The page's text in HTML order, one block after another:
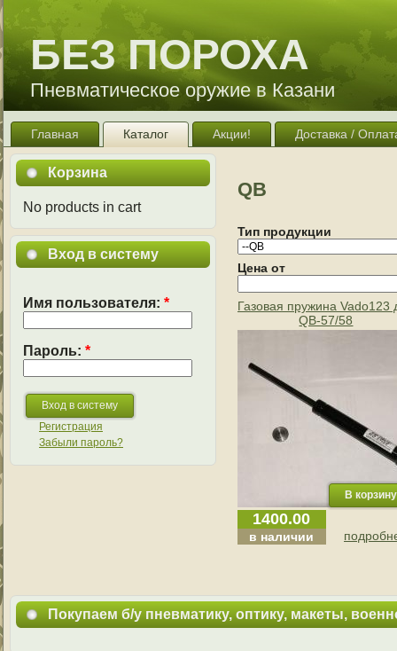
БЕЗ ПОРОХА
Пневматическое оружие в Казани
Главная Каталог Акции! Доставка /
Корзина
No products in cart
Вход в систему
Имя пользователя: *
Пароль: *
Регистрация
Забыли пароль?
QB
Тип продукции
Цена от
Газовая пружина Vado123
QB-57/58
1400.00
в наличии
Покупаем б/у пневматику, оптику, макеты,